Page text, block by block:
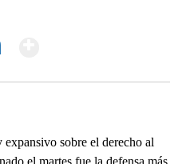
sobre el derecho al